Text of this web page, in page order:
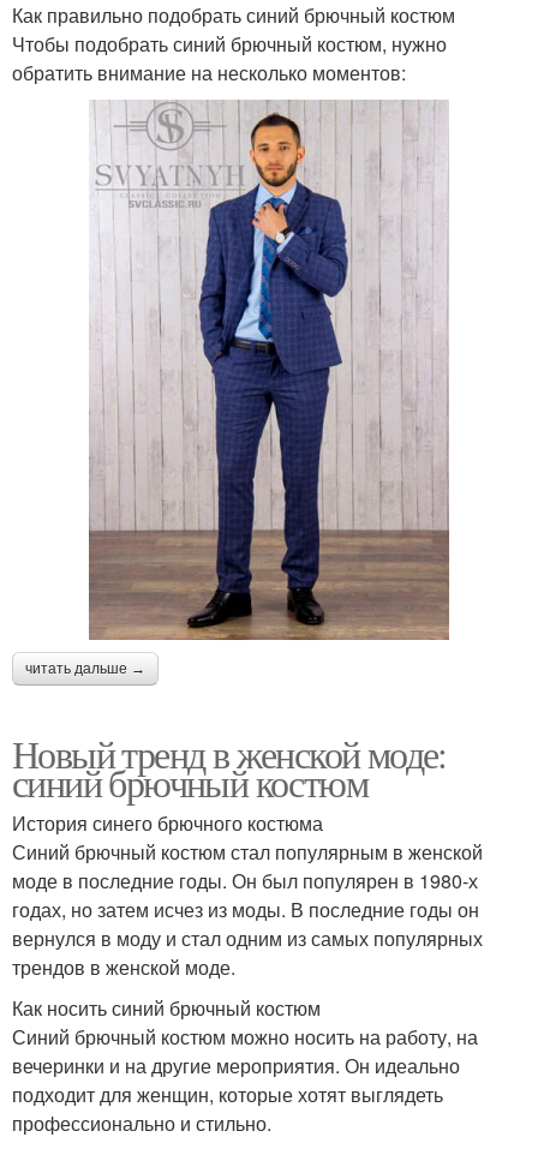
Как правильно подобрать синий брючный костюм
Чтобы подобрать синий брючный костюм, нужно
обратить внимание на несколько моментов:
читать дальше →
Новый тренд в женской моде:
синий брючный костюм
История синего брючного костюма
Синий брючный костюм стал популярным в женской
моде в последние годы. Он был популярен в 1980-х
годах, но затем исчез из моды. В последние годы он
вернулся в моду и стал одним из самых популярных
трендов в женской моде.
Как носить синий брючный костюм
Синий брючный костюм можно носить на работу, на
вечеринки и на другие мероприятия. Он идеально
подходит для женщин, которые хотят выглядеть
профессионально и стильно.